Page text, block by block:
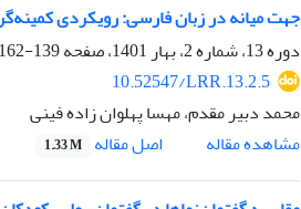
جهت میانه در زبان فارسی: رویکردی
دوره 13، شماره 2، بهار 1401، صفحه
139-162
10.52547/LRR.13.2.5
محمد دبیر مقدم، مهسا پهلوان زاده فینی
مشاهده مقاله
اصل مقاله 1.33 M